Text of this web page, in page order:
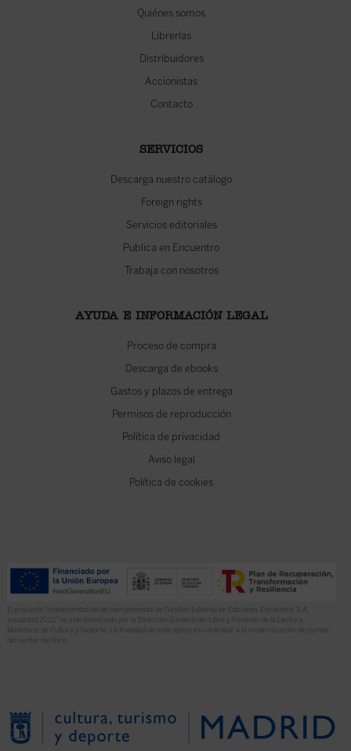
Quiénes somos
Librerías
Distribuidores
Accionistas
Contacto
SERVICIOS
Descarga nuestro catálogo
Foreign rights
Servicios editoriales
Publica en Encuentro
Trabaja con nosotros
AYUDA E INFORMACIÓN LEGAL
Proceso de compra
Descarga de ebooks
Gastos y plazos de entrega
Permisos de reproducción
Política de privacidad
Aviso legal
Política de cookies
El proyecto “Implementación de herramientas de Gestión Editorial en Ediciones Encuentro, S.A.
anualidad 2022” ha sido financiado por la Dirección General del Libro y Fomento de la Lectura,
Ministerio de Cultura y Deporte. La finalidad de este apoyo es contribuir a la modernización de pymes
del sector del libro.